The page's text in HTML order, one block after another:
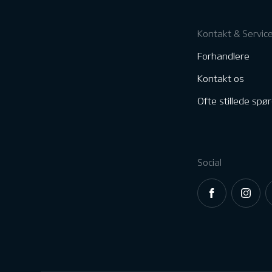
Kontakt & Service
Forhandlere
Kontakt os
Ofte stillede
Social